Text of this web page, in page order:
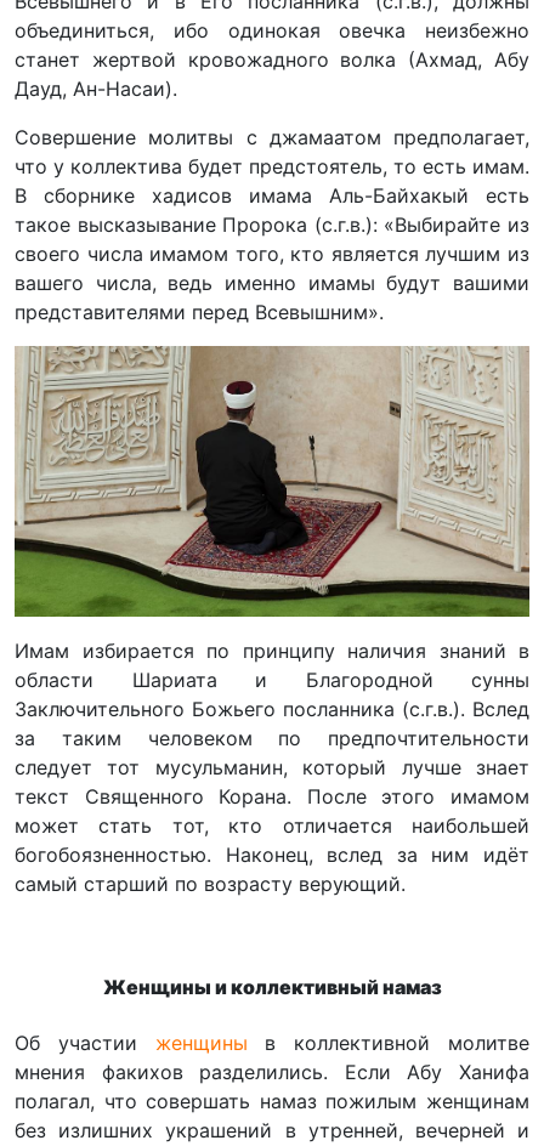
объединиться, ибо одинокая овечка неизбежно
станет жертвой кровожадного волка (Ахмад, Абу
Дауд, Ан-Насаи).
Совершение молитвы с джамаатом предполагает,
что у коллектива будет предстоятель, то есть имам.
В сборнике хадисов имама Аль-Байхакый есть
такое высказывание Пророка (с.г.в.): «Выбирайте из
своего числа имамом того, кто является лучшим из
вашего числа, ведь именно имамы будут вашими
представителями перед Всевышним».
Имам избирается по принципу наличия знаний в
области Шариата и Благородной сунны
Заключительного Божьего посланника (с.г.в.). Вслед
за таким человеком по предпочтительности
следует тот мусульманин, который лучше знает
текст Священного Корана. После этого имамом
может стать тот, кто отличается наибольшей
богобоязненностью. Наконец, вслед за ним идёт
самый старший по возрасту верующий.
Женщины и коллективный намаз
Об участии женщины в коллективной молитве
мнения факихов разделились. Если Абу Ханифа
полагал, что совершать намаз пожилым женщинам
без излишних украшений в утренней, вечерней и